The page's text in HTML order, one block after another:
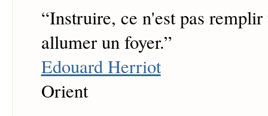
“Instruire, ce n'est pas remplir
allumer un foyer.”
Edouard Herriot
Orient